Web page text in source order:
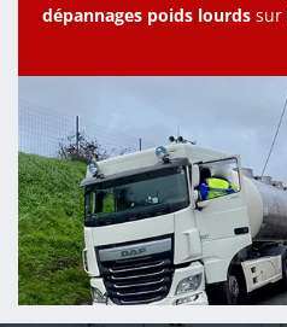
dépannages poids lourds sur